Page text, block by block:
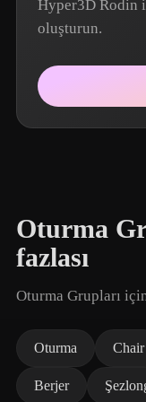
Hyper3D Rodin
oluşturun.
Oturma
fazlası
Oturma Grupları
Oturma Chair
Berjer